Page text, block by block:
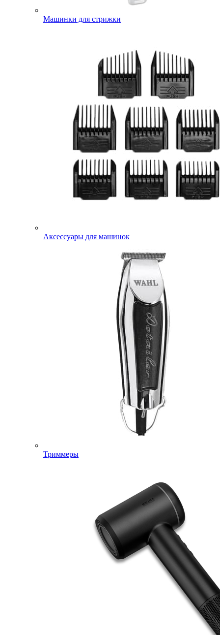
Машинки для стрижки
Аксессуары для машинок
Триммеры